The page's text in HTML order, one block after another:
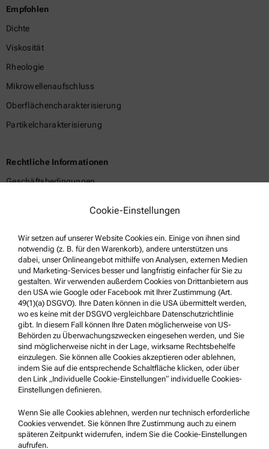
Empfohlen
Dichte
Viskosität
Rheologie
Mikrowellenaufschluss
Oberflächencharakterisierung
Partikelcharakterisierung
Rechtliche Informationen
Geschäftsbedingungen
Impressum
Nutzungsbedingungen
Markennamen
Hinweisgebersystem
Service & Support
Anton Paar Certified Service
Sicherheitsbestätigung
Anton Paar Technical Centers
Kontaktieren Sie uns
Cookie-Einstellungen
Wir setzen auf unserer Website Cookies ein. Einige von ihnen sind
notwendig (z. B. für den Warenkorb), andere unterstützen uns
dabei, unser Onlineangebot mithilfe von Analysen, externen Medien
und Marketing-Services besser und langfristig einfacher für Sie zu
gestalten. Wir verwenden außerdem Cookies von Drittanbietern aus
den USA wie Google oder Facebook mit Ihrer Zustimmung (Art.
49(1)(a) DSGVO). Ihre Daten können in die USA übermittelt werden,
wo es keine mit der DSGVO vergleichbare Datenschutzrichtlinie
gibt. In diesem Fall können Ihre Daten möglicherweise von US-
Behörden zu Überwachungszwecken eingesehen werden, und Sie
sind möglicherweise nicht in der Lage, wirksame Rechtsbehelfe
einzulegen. Sie können alle Cookies akzeptieren oder ablehnen,
indem Sie auf die entsprechende Schaltfläche klicken, oder über
den Link „Individuelle Cookie-Einstellungen“ individuelle Cookies-
Einstellungen definieren.
Wenn Sie alle Cookies ablehnen, werden nur technisch erforderliche
Cookies verwendet. Sie können Ihre Zustimmung auch zu einem
späteren Zeitpunkt widerrufen, indem Sie die Cookie-Einstellungen
aufrufen.